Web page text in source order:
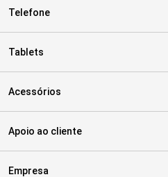
Telefone
Tablets
Acessórios
Apoio ao cliente
Empresa